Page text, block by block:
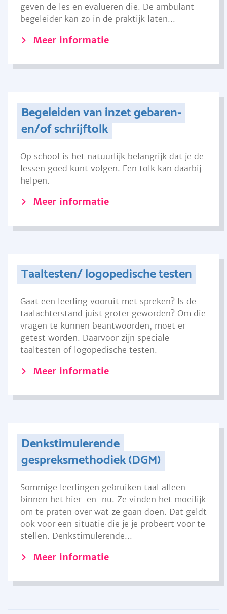
geven de les en evalueren die. De ambulant
begeleider kan zo in de praktijk laten...
Meer informatie
Begeleiden van inzet gebaren-
en/of schrijftolk
Op school is het natuurlijk belangrijk dat je de
lessen goed kunt volgen. Een tolk kan daarbij
helpen.
Meer informatie
Taaltesten/ logopedische testen
Gaat een leerling vooruit met spreken? Is de
taalachterstand juist groter geworden? Om die
vragen te kunnen beantwoorden, moet er
getest worden. Daarvoor zijn speciale
taaltesten of logopedische testen.
Meer informatie
Denkstimulerende
gespreksmethodiek (DGM)
Sommige leerlingen gebruiken taal alleen
binnen het hier-en-nu. Ze vinden het moeilijk
om te praten over wat ze gaan doen. Dat geldt
ook voor een situatie die je je probeert voor te
stellen. Denkstimulerende...
Meer informatie